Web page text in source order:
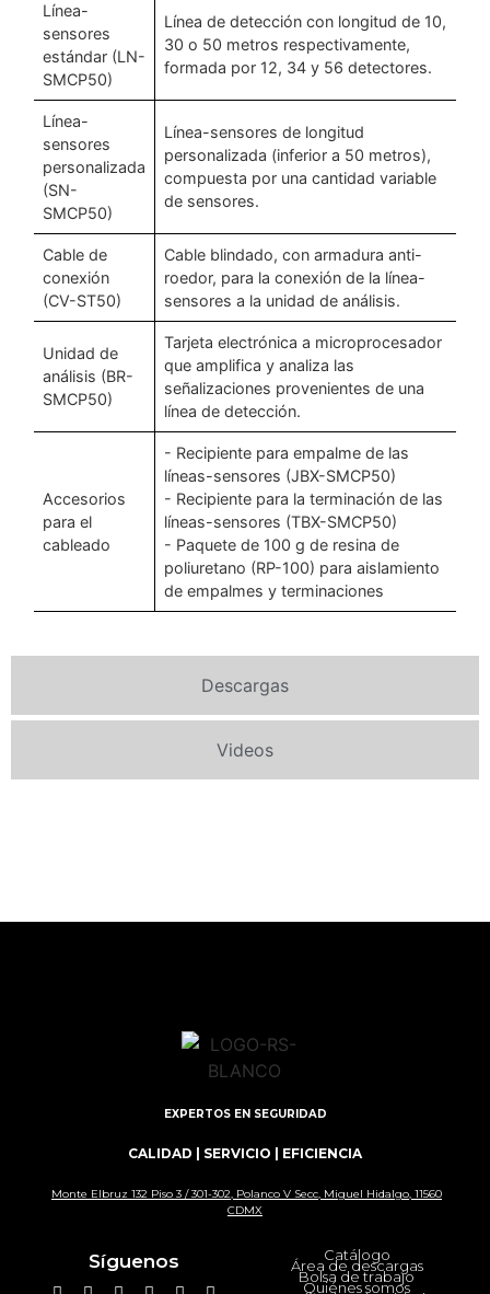
Descargas
Videos
Línea-
sensores
estándar (LN-
SMCP50)
Línea de detección con longitud de 10,
30 o 50 metros respectivamente,
formada por 12, 34 y 56 detectores.
Línea-
sensores
personalizada
(SN-
SMCP50)
Línea-sensores de longitud
personalizada (inferior a 50 metros),
compuesta por una cantidad variable
de sensores.
Cable de
conexión
(CV-ST50)
Cable blindado, con armadura anti-
roedor, para la conexión de la línea-
sensores a la unidad de análisis.
Unidad de
análisis (BR-
SMCP50)
Tarjeta electrónica a microprocesador
que amplifica y analiza las
señalizaciones provenientes de una
línea de detección.
Accesorios
para el
cableado
- Recipiente para empalme de las
líneas-sensores (JBX-SMCP50)
- Recipiente para la terminación de las
líneas-sensores (TBX-SMCP50)
- Paquete de 100 g de resina de
poliuretano (RP-100) para aislamiento
de empalmes y terminaciones
EXPERTOS EN SEGURIDAD
CALIDAD | SERVICIO | EFICIENCIA
Monte Elbruz 132 Piso 3 / 301-302, Polanco V Secc, Miguel Hidalgo, 11560
CDMX
Síguenos Catálogo
Área de descargas
Bolsa de trabajo
Quiénes somos